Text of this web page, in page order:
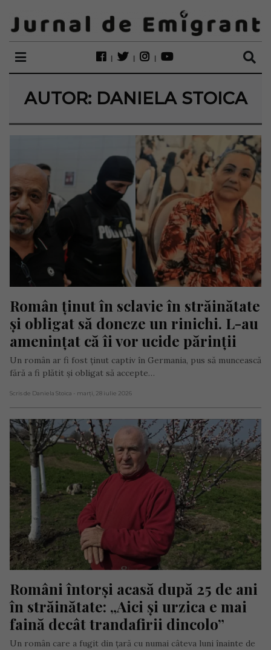
AUTOR: DANIELA STOICA
Român ținut în sclavie în străinătate
și obligat să doneze un rinichi. L-au
amenințat că îi vor ucide părinții
Un român ar fi fost ținut captiv în Germania, pus să muncească
fără a fi plătit și obligat să accepte…
Scris de Daniela Stoica - marți, 28 iulie 2026
Români întorși acasă după 25 de ani
în străinătate: „Aici și urzica e mai
faină decât trandafirii dincolo”
Un român care a fugit din țară cu numai câteva luni înainte de